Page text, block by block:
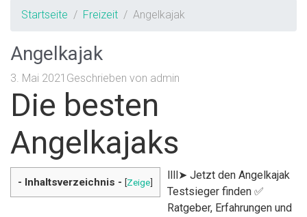
Startseite Freizeit Angelkajak
Angelkajak
3. Mai 2021 Geschrieben von admin
Die besten
Angelkajaks
- Inhaltsverzeichnis - [Zeige]
llll➤ Jetzt den Angelkajak
Testsieger finden ✅
Ratgeber, Erfahrungen und